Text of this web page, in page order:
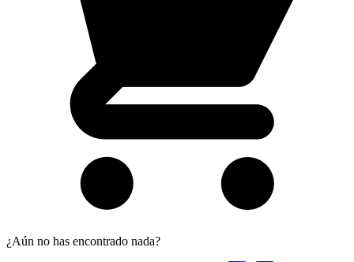
¿Aún no has encontrado nada?